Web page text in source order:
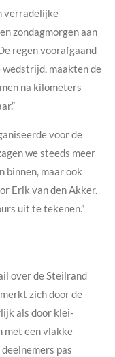
verradelijke
zondagmorgen aan
regen voorafgaand
maakten de
na kilometers
voor de
we steeds meer
binnen, maar ook
Erik van den Akker.
uit te tekenen.”
over de Steilrand
zich door de
als door klei-
met een vlakke
pas